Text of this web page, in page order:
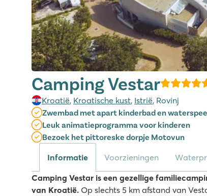
Camping Vestar
Kroatië, Kroatische kust, Istrië, Rovinj
Zwembad met apart kinderbad en
Leuk animatieprogramma voor kinderen
Bezoek het pittoreske dorpje Motovun
Informatie Voorzieningen
Camping Vestar is een gezellige
van Kroatië. Op slechts 5 km afstand van